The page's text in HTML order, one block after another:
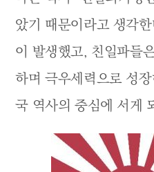
았기 때문이라고 생각
이 발생했고, 친일파들
하며 극우세력으로 성
국 역사의 중심에 서게